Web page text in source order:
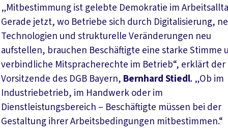
„Mitbestimmung ist gelebte Demokratie im
Gerade jetzt, wo Betriebe sich durch Digitalisierung,
Technologien und strukturelle Veränderungen neu
aufstellen, brauchen Beschäftigte eine starke Stimme
verbindliche Mitspracherechte im Betrieb“, erklärt der
Vorsitzende des DGB Bayern, Bernhard Stiedl. „Ob im
Industriebetrieb, im Handwerk oder im
Dienstleistungsbereich – Beschäftigte müssen bei der
Gestaltung ihrer Arbeitsbedingungen mitbestimmen.“